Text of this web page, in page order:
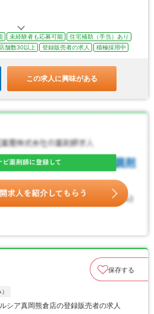
未経験者も応募可能
住宅補助（手当）あり
店舗数30以上 登録販売者の求人 積極採用中
この求人に興味がある
保存する
ア真岡熊倉店の登録販売者の求人